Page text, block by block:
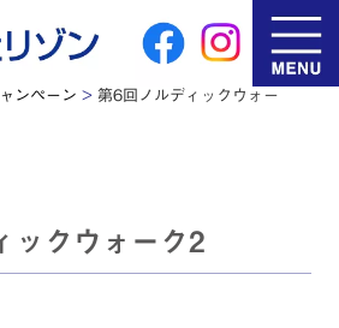
ンペーン >第6回ノルディックウォー
ックウォーク2